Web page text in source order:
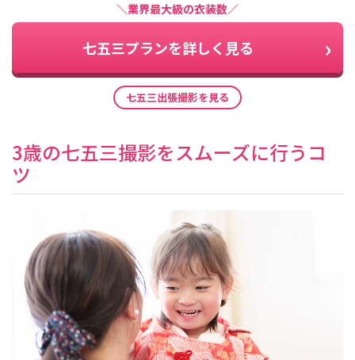
＼業界最大級の衣装数／
七五三プランを詳しく見る
七五三出張撮影を見る
3歳の七五三撮影をスムーズに行うコ
ツ